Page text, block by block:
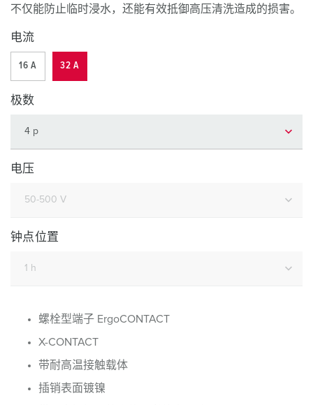
不仅能防止临时浸水，还能有效抵御高压清洗造成的损害。
电流
16 A 32 A
极数
电压
钟点位置
螺栓型端子 ErgoCONTACT
X-CONTACT
带耐高温接触载体
插销表面镀镍